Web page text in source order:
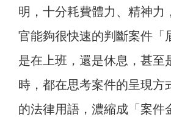
明，十分耗費體力、精神力
官能夠很快速的判斷案件「
是在上班，還是休息，甚至
時，都在思考案件的呈現方
的法律用語，濃縮成「案件